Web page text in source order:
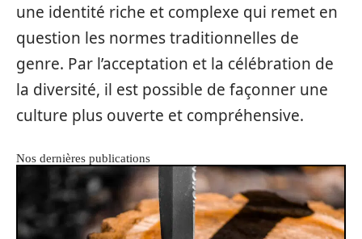
une identité riche et complexe qui remet en
question les normes traditionnelles de
genre. Par l’acceptation et la célébration de
la diversité, il est possible de façonner une
culture plus ouverte et compréhensive.
Nos dernières publications